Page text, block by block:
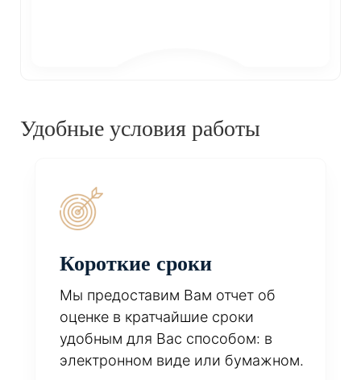
Удобные условия работы
Короткие сроки
Мы предоставим Вам отчет об
оценке в кратчайшие сроки
удобным для Вас способом: в
электронном виде или бумажном.